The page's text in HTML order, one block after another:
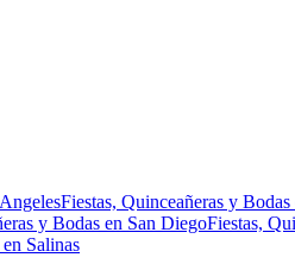
Fiestas, Quinceañeras y Bodas
y Bodas en San DiegoFiestas,
Salinas